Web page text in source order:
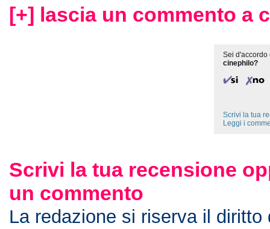
[+] lascia un commento a
Sei d'accordo
cinephilo?
Scrivi la tua
Leggi i
Scrivi la tua recensione
un commento
La redazione si riserva il diritto